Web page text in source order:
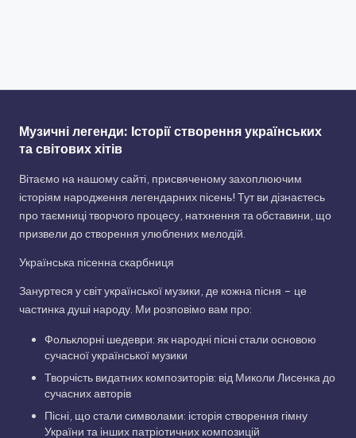
Музичні легенди: Історії створення українських
та світових хітів
Вітаємо на нашому сайті, присвяченому захоплюючим
історіям народження легендарних пісень! Тут ви дізнаєтесь
про таємниці творчого процесу, натхнення та обставини, що
призвели до створення улюблених мелодій.
Українська пісенна скарбниця
Зануртеся у світ української музики, де кожна пісня – це
частинка душі народу. Ми розповімо вам про:
Фольклорні шедеври: як народні пісні стали основою
сучасної української музики
Творчість видатних композиторів: від Миколи Лисенка до
сучасних авторів
Пісні, що стали символами: історія створення гімну
України та інших патріотичних композицій